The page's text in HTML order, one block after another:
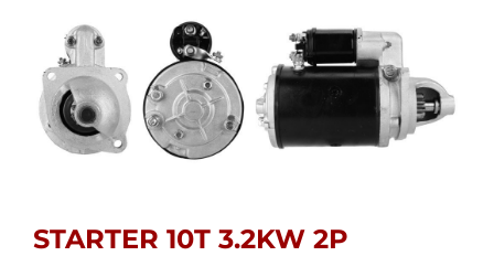
STARTER 10T 3.2KW 2P